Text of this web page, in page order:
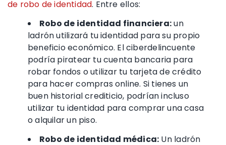
de robo de identidad. Entre ellos:
Robo de identidad financiera:un
ladrón utilizará tu identidad para su propio
beneficio económico. El ciberdelincuente
podría piratear tucuenta bancaria para
robar fondos o utilizar tu tarjeta de crédito
para hacer compras online. Si tienes un
buen historial crediticio, podrían incluso
utilizar tu identidad para comprar una casa
o alquilar un piso.
Robo de identidad médica: Un ladrón